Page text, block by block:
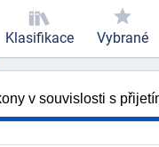
v souvislosti s
Klasifikace Vybrané